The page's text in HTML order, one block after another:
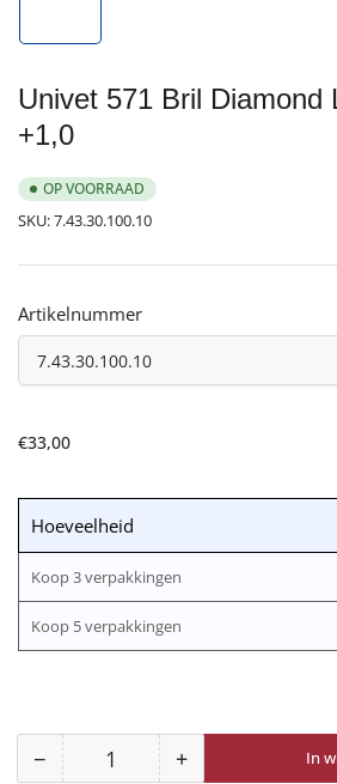
galerijweergave
Univet 571 Bril Diamond
+1,0
OP VOORRAAD
SKU:7.43.30.100.10
Artikelnummer
Normale
€33,00
Hoeveelheid
Koop 3 verpakkingen
Koop 5 verpakkingen
−Aantal
Aantal +Aantal
In